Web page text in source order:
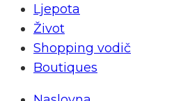
Ljepota
Život
Shopping vodič
Boutiques